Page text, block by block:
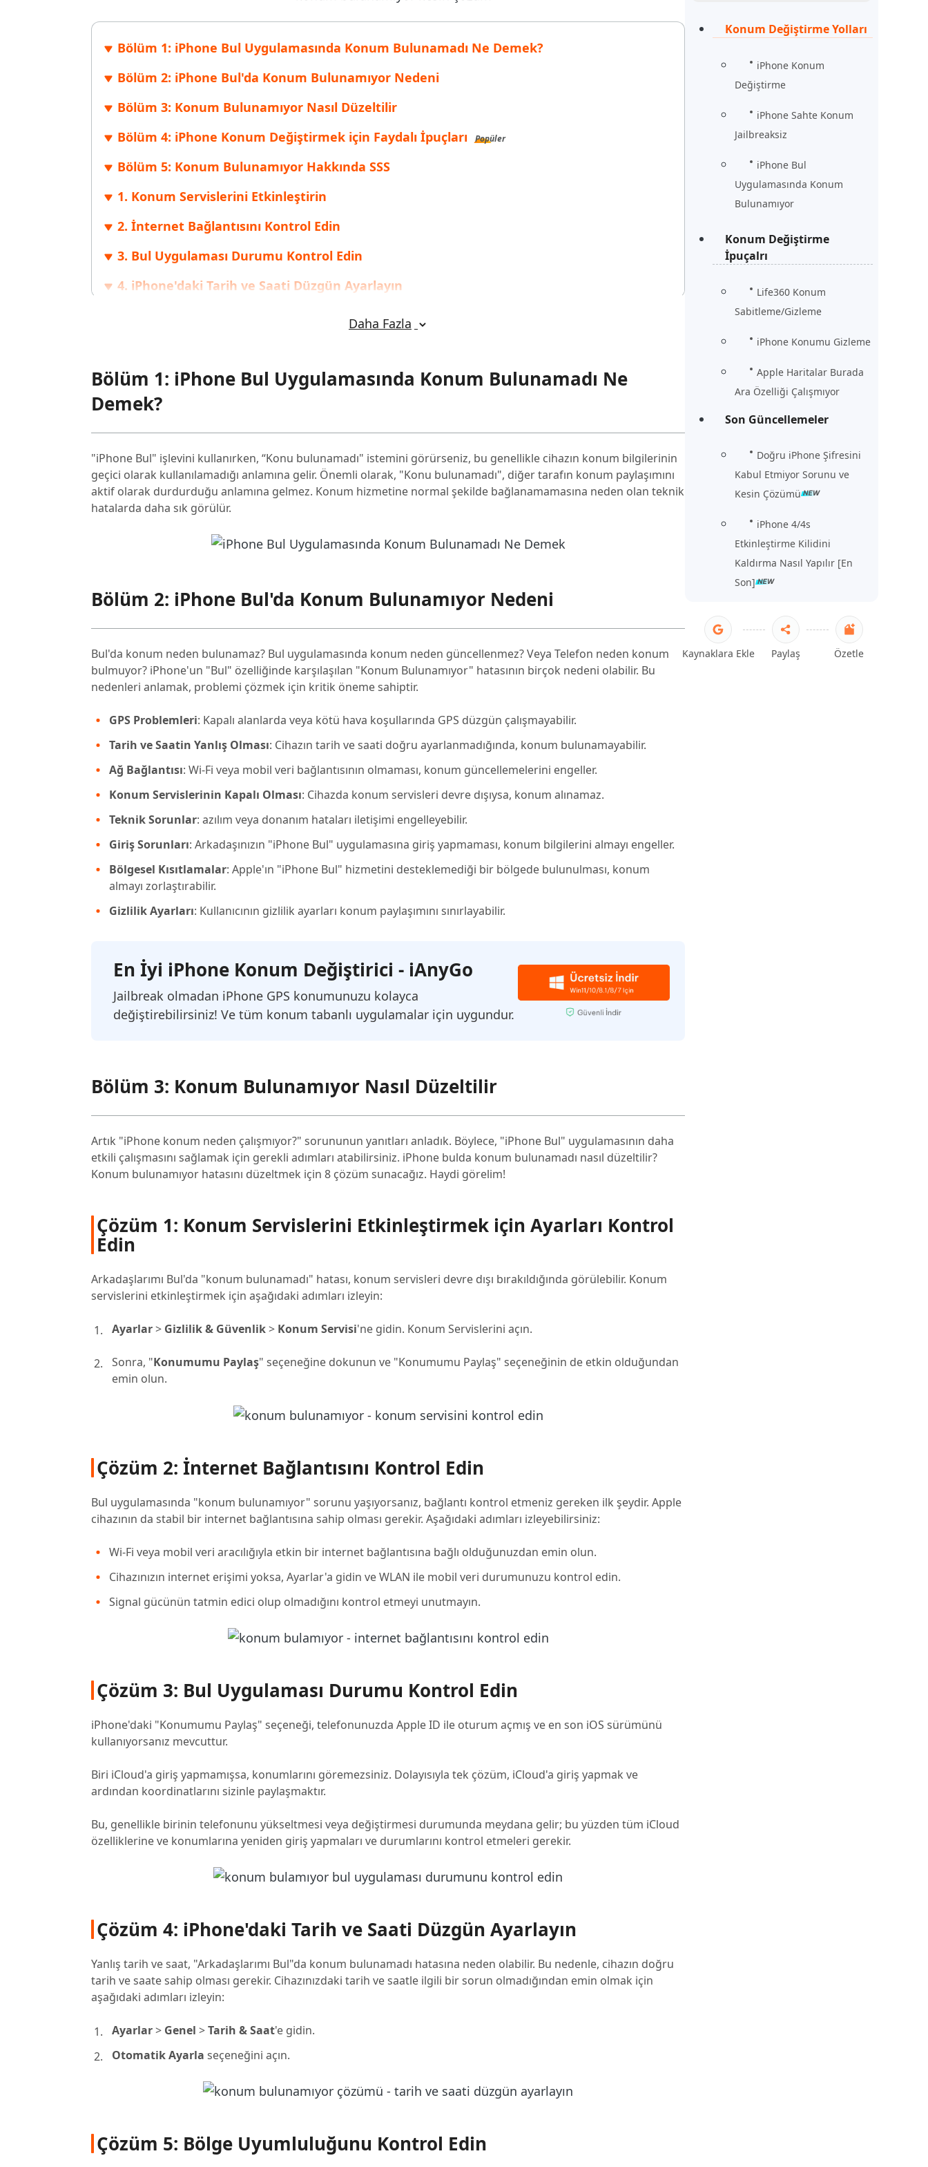
Tüm Ürünleri İncele
Android verilerini PC olmadan kurtarın iPhone'u AI ile ücretsiz temizleyin
Daha Fazla Faydalı İpuçları
PixPretty AI Fotoğraf Düzenleyici
Ücretsiz
Ücretsiz Online AI Fotoğraf Düzenleme Aracı AI ile daha akıllı, daha hızlı, daha iyi yazın
Popüler
AI içeriğini insan benzeri hale dönüştürün
Konum Değiştirme Yolları
iPhone Konum
Değiştirme
iPhone Sahte Konum
Jailbreaksiz
iPhone Bul
Uygulamasında Konum
Bulunamıyor
Konum Değiştirme
İpuçalrı
Life360 Konum
Sabitleme/Gizleme
iPhone Konumu Gizleme
Apple Haritalar Burada
Ara Özelliği Çalışmıyor
Son Güncellemeler
Doğru iPhone Şifresini
Kabul Etmiyor Sorunu ve
Kesin Çözümü
iPhone 4/4s
Etkinleştirme Kilidini
Kaldırma Nasıl Yapılır [En
Son]
Kaynaklara Ekle Paylaş Özetle
Bölüm 1: iPhone Bul Uygulamasında Konum Bulunamadı Ne Demek?
Bölüm 2: iPhone Bul'da Konum Bulunamıyor Nedeni
Bölüm 3: Konum Bulunamıyor Nasıl Düzeltilir
Bölüm 4: iPhone Konum Değiştirmek için Faydalı İpuçları
Popüler
Bölüm 5: Konum Bulunamıyor Hakkında SSS
1. Konum Servislerini Etkinleştirin
2. İnternet Bağlantısını Kontrol Edin
3. Bul Uygulaması Durumu Kontrol Edin
4. iPhone'daki Tarih ve Saati Düzgün Ayarlayın
7. Cihazı Yeniden Başlatın
8. Cihazınızı Güncelleyin
9. Apple Sunucularını Kontrol Edin
10. iPhone'da Uçak Modunu Kapatın
Daha Fazla
Bölüm 1: iPhone Bul Uygulamasında Konum Bulunamadı Ne
Demek?
"iPhone Bul" işlevini kullanırken, “Konu bulunamadı" istemini görürseniz, bu genellikle cihazın konum bilgilerinin
geçici olarak kullanılamadığı anlamına gelir. Önemli olarak, "Konu bulunamadı", diğer tarafın konum paylaşımını
aktif olarak durdurduğu anlamına gelmez. Konum hizmetine normal şekilde bağlanamamasına neden olan teknik
hatalarda daha sık görülür.
Bölüm 2: iPhone Bul'da Konum Bulunamıyor Nedeni
Bul'da konum neden bulunamaz? Bul uygulamasında konum neden güncellenmez? Veya Telefon neden konum
bulmuyor? iPhone'un "Bul" özelliğinde karşılaşılan "Konum Bulunamıyor" hatasının birçok nedeni olabilir. Bu
nedenleri anlamak, problemi çözmek için kritik öneme sahiptir.
GPS Problemleri: Kapalı alanlarda veya kötü hava koşullarında GPS düzgün çalışmayabilir.
Tarih ve Saatin Yanlış Olması: Cihazın tarih ve saati doğru ayarlanmadığında, konum bulunamayabilir.
Ağ Bağlantısı: Wi-Fi veya mobil veri bağlantısının olmaması, konum güncellemelerini engeller.
Konum Servislerinin Kapalı Olması: Cihazda konum servisleri devre dışıysa, konum alınamaz.
Teknik Sorunlar: azılım veya donanım hataları iletişimi engelleyebilir.
Giriş Sorunları: Arkadaşınızın "iPhone Bul" uygulamasına giriş yapmaması, konum bilgilerini almayı engeller.
Bölgesel Kısıtlamalar: Apple'ın "iPhone Bul" hizmetini desteklemediği bir bölgede bulunulması, konum
almayı zorlaştırabilir.
Gizlilik Ayarları: Kullanıcının gizlilik ayarları konum paylaşımını sınırlayabilir.
En İyi iPhone Konum Değiştirici - iAnyGo
Jailbreak olmadan iPhone GPS konumunuzu kolayca
değiştirebilirsiniz! Ve tüm konum tabanlı uygulamalar için uygundur.
Bölüm 3: Konum Bulunamıyor Nasıl Düzeltilir
Artık "iPhone konum neden çalışmıyor?" sorununun yanıtları anladık. Böylece, "iPhone Bul" uygulamasının daha
etkili çalışmasını sağlamak için gerekli adımları atabilirsiniz. iPhone bulda konum bulunamadı nasıl düzeltilir?
Konum bulunamıyor hatasını düzeltmek için 8 çözüm sunacağız. Haydi görelim!
Çözüm 1: Konum Servislerini Etkinleştirmek için Ayarları Kontrol
Edin
Arkadaşlarımı Bul'da "konum bulunamadı" hatası, konum servisleri devre dışı bırakıldığında görülebilir. Konum
servislerini etkinleştirmek için aşağıdaki adımları izleyin:
Ayarlar> Gizlilik & Güvenlik> Konum Servisi'ne gidin. Konum Servislerini açın.
Sonra, "Konumumu Paylaş" seçeneğine dokunun ve "Konumumu Paylaş" seçeneğinin de etkin olduğundan
emin olun.
Çözüm 2: İnternet Bağlantısını Kontrol Edin
Bul uygulamasında "konum bulunamıyor" sorunu yaşıyorsanız, bağlantı kontrol etmeniz gereken ilk şeydir. Apple
cihazının da stabil bir internet bağlantısına sahip olması gerekir. Aşağıdaki adımları izleyebilirsiniz:
Wi-Fi veya mobil veri aracılığıyla etkin bir internet bağlantısına bağlı olduğunuzdan emin olun.
Cihazınızın internet erişimi yoksa, Ayarlar'a gidin ve WLAN ile mobil veri durumunuzu kontrol edin.
Signal gücünün tatmin edici olup olmadığını kontrol etmeyi unutmayın.
Çözüm 3: Bul Uygulaması Durumu Kontrol Edin
iPhone'daki "Konumumu Paylaş" seçeneği, telefonunuzda Apple ID ile oturum açmış ve en son iOS sürümünü
kullanıyorsanız mevcuttur.
Biri iCloud'a giriş yapmamışsa, konumlarını göremezsiniz. Dolayısıyla tek çözüm, iCloud'a giriş yapmak ve
ardından koordinatlarını sizinle paylaşmaktır.
Bu, genellikle birinin telefonunu yükseltmesi veya değiştirmesi durumunda meydana gelir; bu yüzden tüm iCloud
özelliklerine ve konumlarına yeniden giriş yapmaları ve durumlarını kontrol etmeleri gerekir.
Çözüm 4: iPhone'daki Tarih ve Saati Düzgün Ayarlayın
Yanlış tarih ve saat, "Arkadaşlarımı Bul"da konum bulunamadı hatasına neden olabilir. Bu nedenle, cihazın doğru
tarih ve saate sahip olması gerekir. Cihazınızdaki tarih ve saatle ilgili bir sorun olmadığından emin olmak için
aşağıdaki adımları izleyin:
Ayarlar> Genel >Tarih & Saat'e gidin.
Otomatik Ayarla seçeneğini açın.
Çözüm 5: Bölge Uyumluluğunu Kontrol Edin